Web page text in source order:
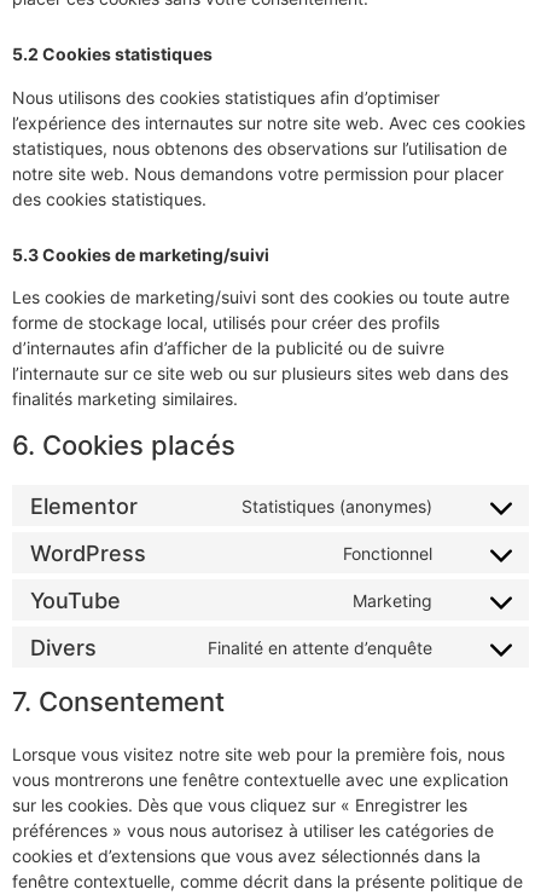
5.2 Cookies statistiques
Nous utilisons des cookies statistiques afin d’optimiser
l’expérience des internautes sur notre site web. Avec ces cookies
statistiques, nous obtenons des observations sur l’utilisation de
notre site web. Nous demandons votre permission pour placer
des cookies statistiques.
5.3 Cookies de marketing/suivi
Les cookies de marketing/suivi sont des cookies ou toute autre
forme de stockage local, utilisés pour créer des profils
d’internautes afin d’afficher de la publicité ou de suivre
l’internaute sur ce site web ou sur plusieurs sites web dans des
finalités marketing similaires.
6. Cookies placés
Elementor Statistiques (anonymes)
WordPress Fonctionnel
YouTube Marketing
Divers Finalité en attente d’enquête
7. Consentement
Lorsque vous visitez notre site web pour la première fois, nous
vous montrerons une fenêtre contextuelle avec une explication
sur les cookies. Dès que vous cliquez sur « Enregistrer les
préférences » vous nous autorisez à utiliser les catégories de
cookies et d’extensions que vous avez sélectionnés dans la
fenêtre contextuelle, comme décrit dans la présente politique de